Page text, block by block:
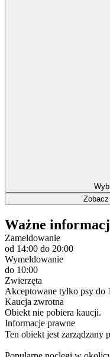
Ważne
Zameldowanie
od 14:00 do 20:00
Wymeldowanie
do 10:00
Zwierzęta
Akceptowane tylko psy do
Kaucja zwrotna
Obiekt nie pobiera kaucji.
Informacje prawne
Ten obiekt jest zarządzany